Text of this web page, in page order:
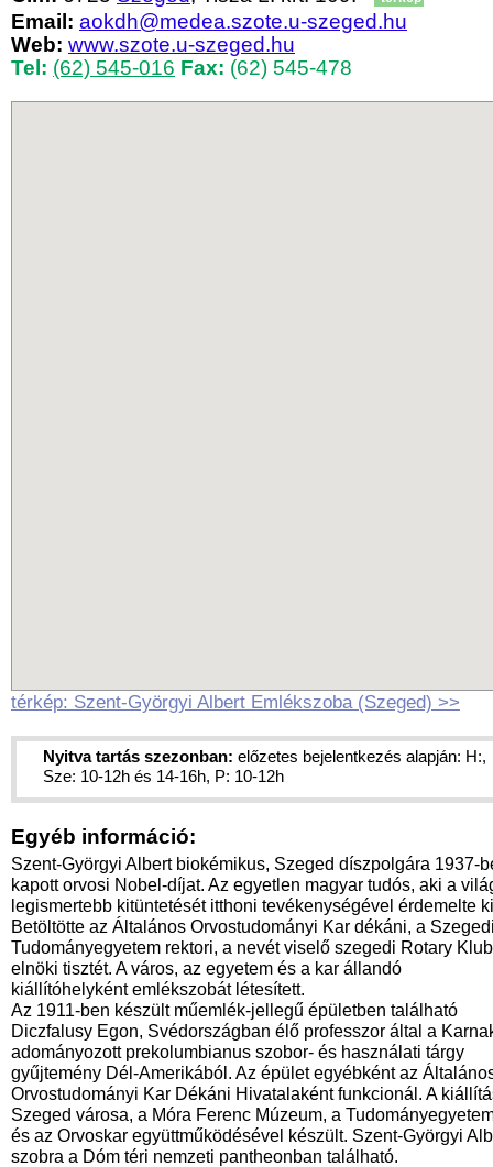
Email: aokdh@medea.szote.u-szeged.hu
Web: www.szote.u-szeged.hu
Tel: (62) 545-016 Fax: (62) 545-478
térkép: Szent-Györgyi Albert Emlékszoba (Szeged) >>
Nyitva tartás szezonban: előzetes bejelentkezés alapján: H:,
Sze: 10-12h és 14-16h, P: 10-12h
Egyéb információ:
Szent-Györgyi Albert biokémikus, Szeged díszpolgára 1937-
kapott orvosi Nobel-díjat. Az egyetlen magyar tudós, aki a
legismertebb kitüntetését itthoni tevékenységével érdemelte
Betöltötte az Általános Orvostudományi Kar dékáni, a
Tudományegyetem rektori, a nevét viselő szegedi Rotary Klub
elnöki tisztét. A város, az egyetem és a kar állandó
kiállítóhelyként emlékszobát létesített.
Az 1911-ben készült műemlék-jellegű épületben található
Diczfalusy Egon, Svédországban élő professzor által a
adományozott prekolumbianus szobor- és használati tárgy
gyűjtemény Dél-Amerikából. Az épület egyébként az
Orvostudományi Kar Dékáni Hivatalaként funkcionál. A
Szeged városa, a Móra Ferenc Múzeum, a
és az Orvoskar együttműködésével készült. Szent-Györgyi
szobra a Dóm téri nemzeti pantheonban található.